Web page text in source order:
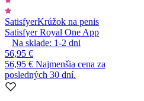
SatisfyerKrúžok na penis
Satisfyer Royal One App
Na sklade: 1-2 dni
56,95 €
56,95 € Najmenšia cena za
posledných 30 dní.